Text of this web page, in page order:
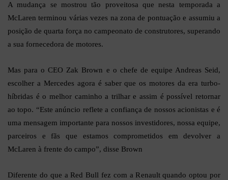
A mudança se mostrou tão proveitosa que nesta temporada a
McLaren terminou várias vezes na zona de pontuação e assumiu a
posição de quarta força no campeonato de construtores, superando
a sua fornecedora de motores.
Mas para o CEO Zak Brown e o chefe de equipe Andreas Seid,
escolher a Mercedes agora é saber que os motores da era turbo-
híbridas é o melhor caminho a trilhar e assim é possível retornar
ao topo. “Este anúncio reflete a confiança de nossos acionistas e é
uma mensagem importante para nossos investidores, nossa equipe,
parceiros e fãs que estamos comprometidos em devolver a
McLaren à frente do campo”, disse Brown
Diferente do que a Red Bull fez com a Renault quando optou por